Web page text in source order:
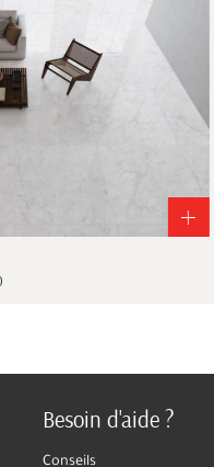
Besoin d'aide ?
Conseils